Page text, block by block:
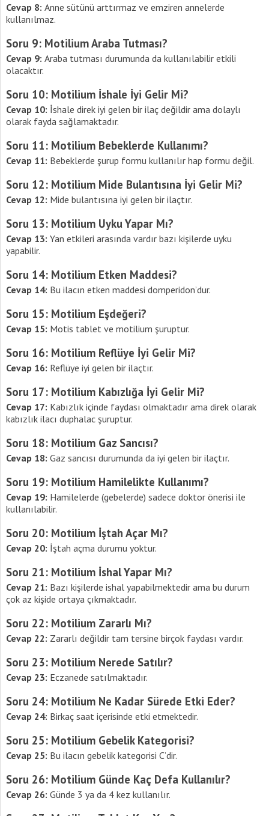
Cevap 8: Anne sütünü arttırmaz ve emziren annelerde
kullanılmaz.
Soru 9: Motilium Araba Tutması?
Cevap 9: Araba tutması durumunda da kullanılabilir etkili
olacaktır.
Soru 10: Motilium İshale İyi Gelir Mi?
Cevap 10: İshale direk iyi gelen bir ilaç değildir ama dolaylı
olarak fayda sağlamaktadır.
Soru 11: Motilium Bebeklerde Kullanımı?
Cevap 11: Bebeklerde şurup formu kullanılır hap formu değil.
Soru 12: Motilium Mide Bulantısına İyi Gelir Mi?
Cevap 12: Mide bulantısına iyi gelen bir ilaçtır.
Soru 13: Motilium Uyku Yapar Mı?
Cevap 13: Yan etkileri arasında vardır bazı kişilerde uyku
yapabilir.
Soru 14: Motilium Etken Maddesi?
Cevap 14: Bu ilacın etken maddesi domperidon’dur.
Soru 15: Motilium Eşdeğeri?
Cevap 15: Motis tablet ve motilium şuruptur.
Soru 16: Motilium Reflüye İyi Gelir Mi?
Cevap 16: Reflüye iyi gelen bir ilaçtır.
Soru 17: Motilium Kabızlığa İyi Gelir Mi?
Cevap 17: Kabızlık içinde faydası olmaktadır ama direk olarak
kabızlık ilacı duphalac şuruptur.
Soru 18: Motilium Gaz Sancısı?
Cevap 18: Gaz sancısı durumunda da iyi gelen bir ilaçtır.
Soru 19: Motilium Hamilelikte Kullanımı?
Cevap 19: Hamilelerde (gebelerde) sadece doktor önerisi ile
kullanılabilir.
Soru 20: Motilium İştah Açar Mı?
Cevap 20: İştah açma durumu yoktur.
Soru 21: Motilium İshal Yapar Mı?
Cevap 21: Bazı kişilerde ishal yapabilmektedir ama bu durum
çok az kişide ortaya çıkmaktadır.
Soru 22: Motilium Zararlı Mı?
Cevap 22: Zararlı değildir tam tersine birçok faydası vardır.
Soru 23: Motilium Nerede Satılır?
Cevap 23: Eczanede satılmaktadır.
Soru 24: Motilium Ne Kadar Sürede Etki Eder?
Cevap 24: Birkaç saat içerisinde etki etmektedir.
Soru 25: Motilium Gebelik Kategorisi?
Cevap 25: Bu ilacın gebelik kategorisi C’dir.
Soru 26: Motilium Günde Kaç Defa Kullanılır?
Cevap 26: Günde 3 ya da 4 kez kullanılır.